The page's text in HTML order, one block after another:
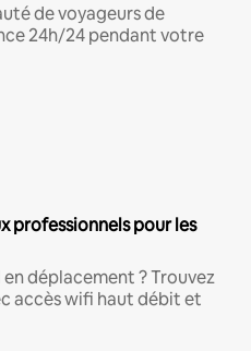
de voyageurs de
24h/24 pendant votre
professionnels pour les
déplacement ? Trouvez
accès wifi haut débit et